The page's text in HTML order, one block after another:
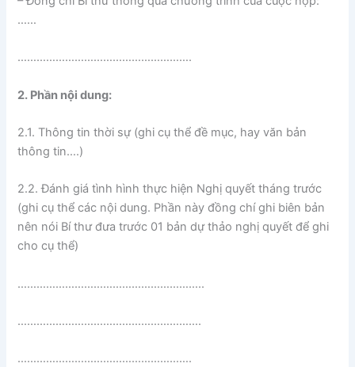
……
……………………………………………….
2. Phần nội dung:
2.1. Thông tin thời sự (ghi cụ thể đề mục, hay văn bản
thông tin….)
2.2. Đánh giá tình hình thực hiện Nghị quyết tháng trước
(ghi cụ thể các nội dung. Phần này đồng chí ghi biên bản
nên nói Bí thư đưa trước 01 bản dự thảo nghị quyết để ghi
cho cụ thể)
…………………………………………………..
………………………………………………….
……………………………………………….